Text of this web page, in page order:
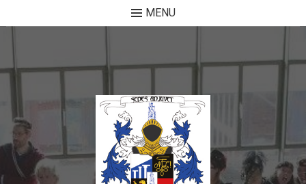
MENU